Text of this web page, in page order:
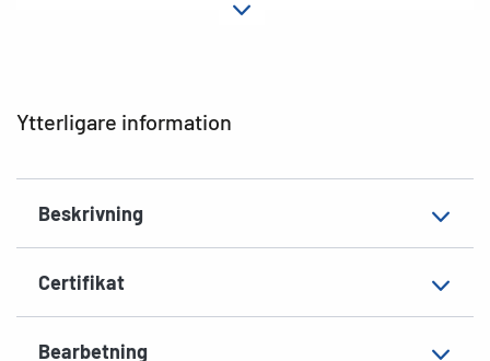
Ytterligare information
Beskrivning
Certifikat
Bearbetning